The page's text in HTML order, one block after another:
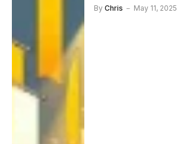
By Chris May 11, 2025